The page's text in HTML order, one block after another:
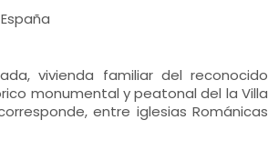
vivienda familiar del reconocido
monumental y peatonal del la Villa
entre iglesias Románicas